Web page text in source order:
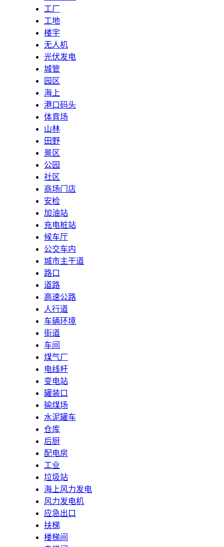
工厂
工地
楼宇
无人机
光伏发电
城管
园区
海上
港口码头
体育场
山林
田野
景区
公园
社区
商场门店
安检
加油站
充电桩站
候车厅
公交车内
城市主干道
路口
道路
高速公路
人行道
车辆环境
街道
车间
煤气厂
电线杆
变电站
罐装口
输煤场
水泥罐车
仓库
后厨
配电房
工业
垃圾站
海上风力发电
风力发电机
应急出口
扶梯
楼梯间